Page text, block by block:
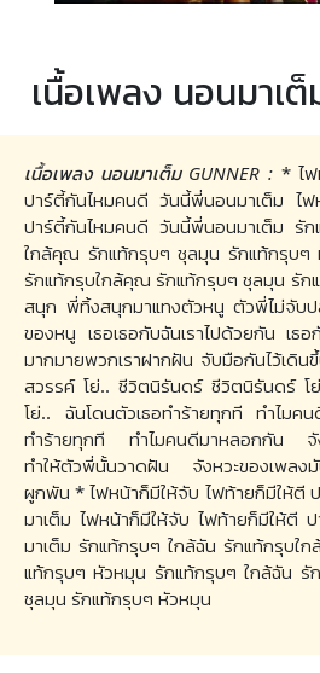
เนื้อเพลง นอนมาเต็
เนื้อเพลง นอนมาเต็ม GUNNER : * ไฟ
ปาร์ตี้กันไหมคนดี วันนี้พี่นอนมาเต็ม ไฟ
ปาร์ตี้กันไหมคนดี วันนี้พี่นอนมาเต็ม รั
ใกล้คุณ รักแท้กรุบๆ ชุลมุน รักแท้กรุบๆ
รักแท้กรุบใกล้คุณ รักแท้กรุบๆ ชุลมุน รัก
สนุก พี่ทิ้งสนุกมาแทงตัวหนู ตัวพี่ไม่จับ
ของหนู เธอเธอกับฉันเราไปด้วยกัน เธ
มากมายพวกเราฝากฝัน จับมือกันไว้เดิน
สวรรค์ โย่.. ชีวิตนิรันดร์ ชีวิตนิรันดร์
โย่.. ฉันโดนตัวเธอทำร้ายทุกที ทำไมค
ทำร้ายทุกที ทำไมคนดีมาหลอกกัน จัง
ทำให้ตัวพี่นั้นวาดฝัน จังหวะของเพล
ผูกพัน * ไฟหน้าก็มีให้จับ ไฟท้ายก็มีให้ตี
มาเต็ม ไฟหน้าก็มีให้จับ ไฟท้ายก็มีให้ตี
มาเต็ม รักแท้กรุบๆ ใกล้ฉัน รักแท้กรุบ
แท้กรุบๆ หัวหมุน รักแท้กรุบๆ ใกล้ฉัน รั
ชุลมุน รักแท้กรุบๆ หัวหมุน